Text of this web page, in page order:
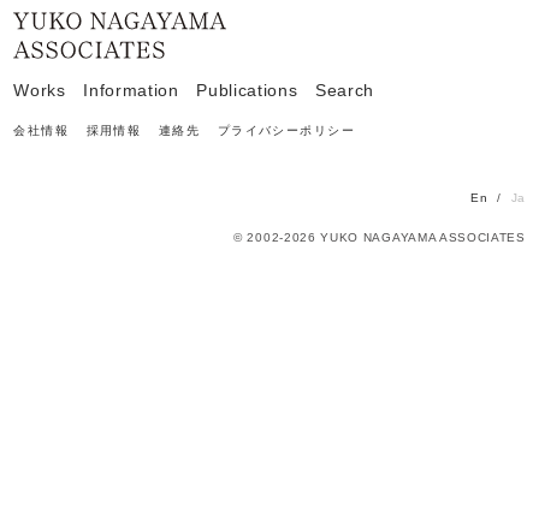
Works Information Publications Search
会社情報 採用情報 連絡先 プライバシーポリシー
En Ja
© 2002-2026 YUKO NAGAYAMA ASSOCIATES